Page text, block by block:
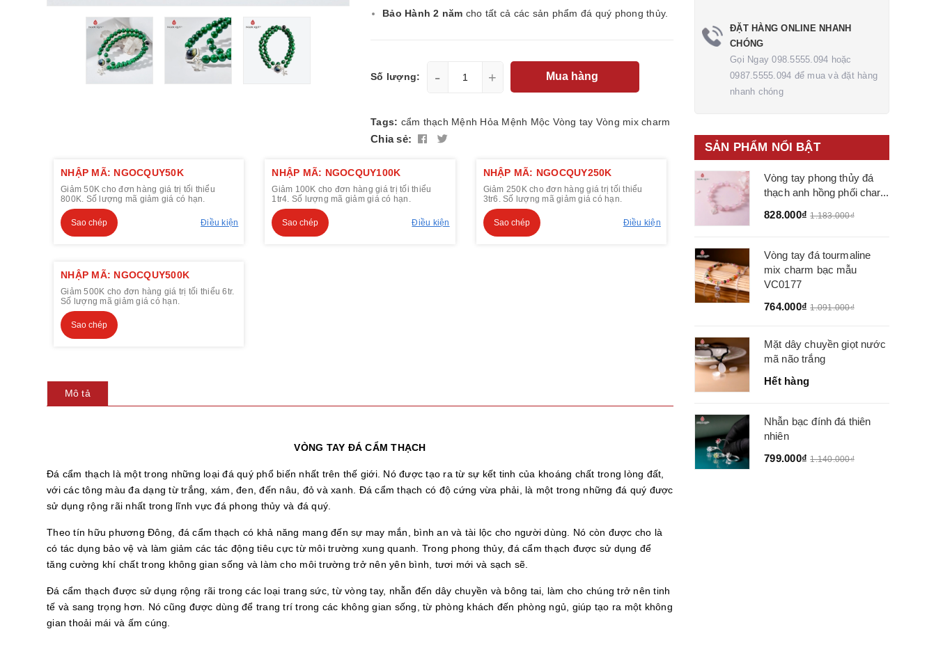
Bảo Hành 2 năm cho tất cả các sản phẩm đá quý phong thủy.
Số lượng: - + Mua hàng
Tags: cẩm thạch Mệnh Hỏa Mệnh Mộc Vòng tay Vòng mix charm
Chia sẻ:
NHẬP MÃ: NGOCQUY50K
Giảm 50K cho đơn hàng giá trị tối thiểu
800K. Số lượng mã giảm giá có hạn.
Sao chép Điều kiện
NHẬP MÃ: NGOCQUY100K
Giảm 100K cho đơn hàng giá trị tối thiểu
1tr4. Số lượng mã giảm giá có hạn.
Sao chép Điều kiện
NHẬP MÃ: NGOCQUY250K
Giảm 250K cho đơn hàng giá trị tối thiểu
3tr6. Số lượng mã giảm giá có hạn.
Sao chép Điều kiện
NHẬP MÃ: NGOCQUY500K
Giảm 500K cho đơn hàng giá trị tối thiểu 6tr.
Số lượng mã giảm giá có hạn.
Sao chép
Mô tả
VÒNG TAY ĐÁ CẨM THẠCH
Đá cẩm thạch là một trong những loại đá quý phổ biến nhất trên thế giới. Nó được tạo ra từ sự kết tinh của khoáng chất trong lòng đất,
với các tông màu đa dạng từ trắng, xám, đen, đến nâu, đỏ và xanh. Đá cẩm thạch có độ cứng vừa phải, là một trong những đá quý được
sử dụng rộng rãi nhất trong lĩnh vực đá phong thủy và đá quý.
Theo tín hữu phương Đông, đá cẩm thạch có khả năng mang đến sự may mắn, bình an và tài lộc cho người dùng. Nó còn được cho là
có tác dụng bảo vệ và làm giảm các tác động tiêu cực từ môi trường xung quanh. Trong phong thủy, đá cẩm thạch được sử dụng để
tăng cường khí chất trong không gian sống và làm cho môi trường trở nên yên bình, tươi mới và sạch sẽ.
Đá cẩm thạch được sử dụng rộng rãi trong các loại trang sức, từ vòng tay, nhẫn đến dây chuyền và bông tai, làm cho chúng trở nên tinh
tế và sang trọng hơn. Nó cũng được dùng để trang trí trong các không gian sống, từ phòng khách đến phòng ngủ, giúp tạo ra một không
gian thoải mái và ấm cúng.
ĐẶT HÀNG ONLINE NHANH
CHÓNG
Gọi Ngay 098.5555.094 hoặc
0987.5555.094 để mua và đặt hàng
nhanh chóng
SẢN PHẨM NỔI BẬT
Vòng tay phong thủy đá
thạch anh hồng phối char...
828.000₫ 1.183.000₫
Vòng tay đá tourmaline
mix charm bạc mẫu
VC0177
764.000₫ 1.091.000₫
Mặt dây chuyền giọt nước
mã não trắng
Hết hàng
Nhẫn bạc đính đá thiên
nhiên
799.000₫ 1.140.000₫